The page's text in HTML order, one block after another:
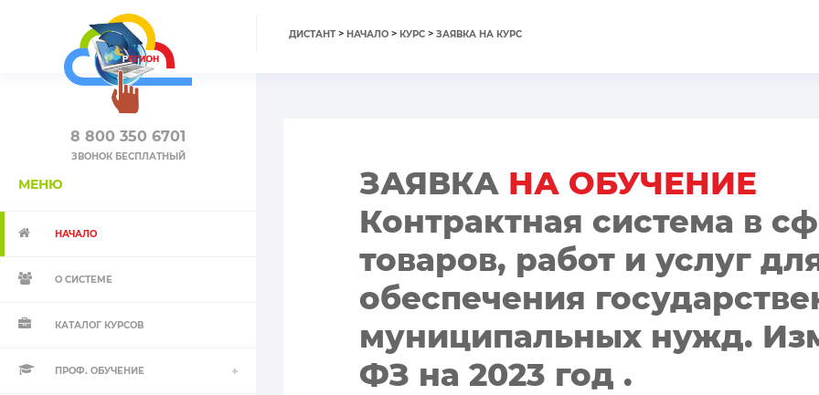
ДИСТАНТ> НАЧАЛО > КУРС > ЗАЯВКА НА КУРС
8 800 350 6701
ЗВОНОК БЕСПЛАТНЫЙ
МЕНЮ
НАЧАЛО
О СИСТЕМЕ
КАТАЛОГ КУРСОВ
ПРОФ. ОБУЧЕНИЕ
ЗАЯВКА НА ОБУЧЕНИЕ
Контрактная система в
товаров, работ и услуг
обеспечения
муниципальных нужд.
ФЗ на 2023 год .